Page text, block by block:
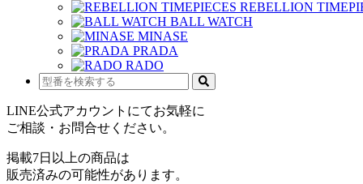
REBELLION
BALL WATCH
MINASE
PRADA
RADO
LINE公式アカウントにてお気軽に
ご相談・お問合せください。
掲載7日以上の商品は
販売済みの可能性があります。